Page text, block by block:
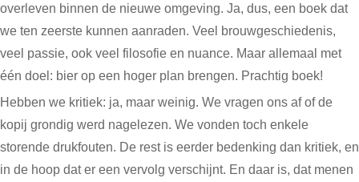
overleven binnen de nieuwe omgeving. Ja, dus, een boek dat
we ten zeerste kunnen aanraden. Veel brouwgeschiedenis,
veel passie, ook veel filosofie en nuance. Maar allemaal met
één doel: bier op een hoger plan brengen. Prachtig boek!
Hebben we kritiek: ja, maar weinig. We vragen ons af of de
kopij grondig werd nagelezen. We vonden toch enkele
storende drukfouten. De rest is eerder bedenking dan kritiek, en
in de hoop dat er een vervolg verschijnt. En daar is, dat menen